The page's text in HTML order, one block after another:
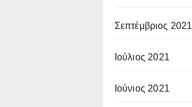
Σεπτέμβριος 2021
Ιούλιος 2021
Ιούνιος 2021